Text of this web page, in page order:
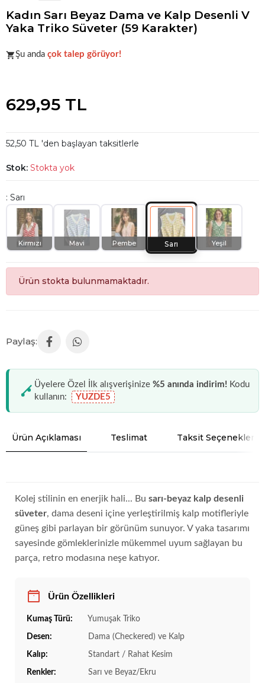
Kadın Sarı Beyaz Dama ve Kalp Desenli V
Yaka Triko Süveter (59 Karakter)
Acele et! Stoklar hızla azalıyor!
Şu anda çok talep görüyor!
629,95 TL
52,50 TL 'den başlayan taksitlerle
Stok: Stokta yok
: Sarı
Kırmızı Mavi Pembe Sarı Yeşil
Ürün stokta bulunmamaktadır.
Üyelere Özel İlk alışverişinize %5 anında indirim! Kodu
kullanın:
YUZDE5
Ürün Açıklaması Teslimat Taksit Seçenekleri
Kolej stilinin en enerjik hali... Bu sarı-beyaz kalp desenli
süveter, dama deseni içine yerleştirilmiş kalp motifleriyle
güneş gibi parlayan bir görünüm sunuyor. V yaka tasarımı
sayesinde gömleklerinizle mükemmel uyum sağlayan bu
parça, retro modasına neşe katıyor.
Ürün Özellikleri
Kumaş Türü: Yumuşak Triko
Desen: Dama (Checkered) ve Kalp
Kalıp: Standart / Rahat Kesim
Renkler: Sarı ve Beyaz/Ekru